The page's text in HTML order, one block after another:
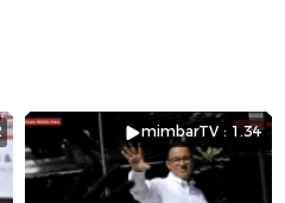
mimbarTV : 1.34